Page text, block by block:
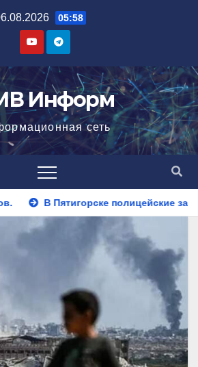
05:58
Информ
сеть
задержали закладчика,